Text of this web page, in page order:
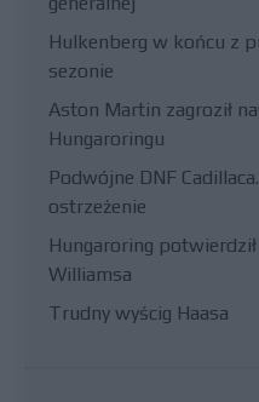
Hulkenberg w końcu z
sezonie
Aston Martin zagroził
Hungaroringu
Podwójne DNF
ostrzeżenie
Hungaroring
Williamsa
Trudny wyścig Haasa